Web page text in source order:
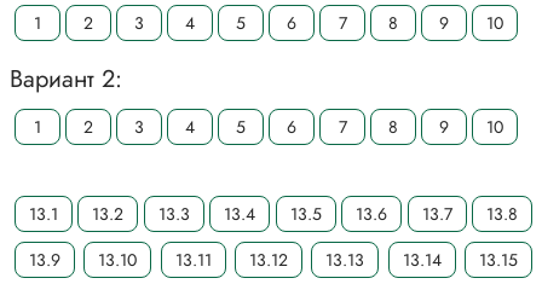
1 2 3 4 5 6 7 8 9 10
Вариант 2:
1 2 3 4 5 6 7 8 9 10
13.1 13.2 13.3 13.4 13.5 13.6 13.7
13.8
13.9
13.10 13.11 13.12 13.13 13.14
13.15